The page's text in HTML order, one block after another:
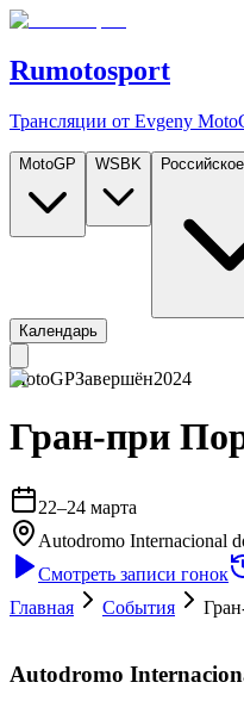
Rumotosport
Трансляции от Evgeny
MotoGP WSBK
Календарь
MotoGPЗавершён2024
Гран-при
22–24 марта
Autodromo Internacional
Смотреть записи гонок
Главная
События
Autodromo